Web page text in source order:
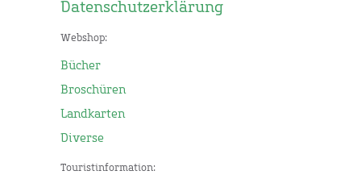
Datenschutzerklärung
Webshop:
Bücher
Broschüren
Landkarten
Diverse
Touristinformation: